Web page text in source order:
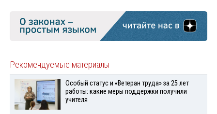
Рекомендуемые материалы
Особый статус и «Ветеран труда» за 25 лет
работы: какие меры поддержки получили
учителя